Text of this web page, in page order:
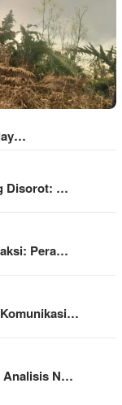
Disorot: …
Pera…
Analisis N…